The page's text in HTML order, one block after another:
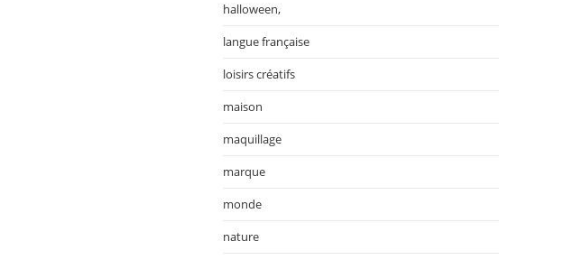
halloween,
langue française
loisirs créatifs
maison
maquillage
marque
monde
nature